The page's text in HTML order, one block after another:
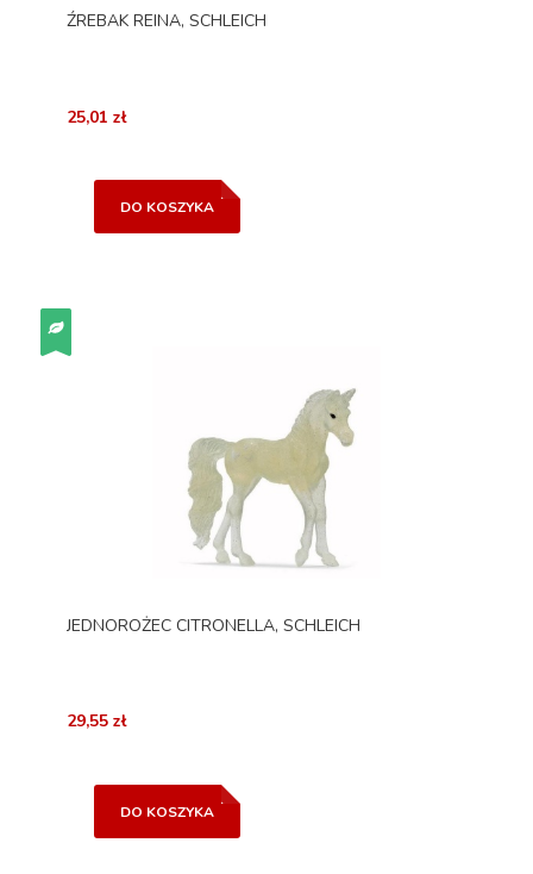
ŹREBAK REINA, SCHLEICH
25,01 zł
DO KOSZYKA
JEDNOROŻEC CITRONELLA, SCHLEICH
29,55 zł
DO KOSZYKA